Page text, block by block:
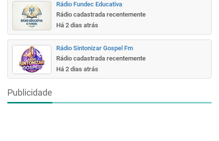
Rádio Fundec Educativa
Rádio cadastrada recentemente
Há 2 dias atrás
Rádio Sintonizar Gospel Fm
Rádio cadastrada recentemente
Há 2 dias atrás
Publicidade